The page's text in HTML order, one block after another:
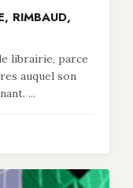
RIMBAUD,
librairie, parce
auquel son
...